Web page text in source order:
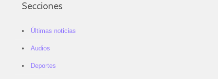
Secciones
Últimas noticias
Audios
Deportes